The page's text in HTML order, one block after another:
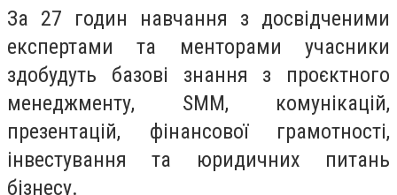
За 27 годин навчання з досвідченими
експертами та менторами учасники
здобудуть базові знання з проєктного
менеджменту, SMM, комунікацій,
презентацій, фінансової грамотності,
інвестування та юридичних питань
бізнесу.